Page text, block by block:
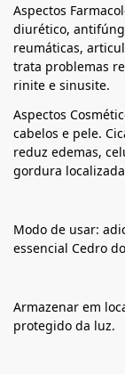
Aspectos
diurético,
reumáticas,
trata problemas
rinite e sinusite.
Aspectos
cabelos e pele.
reduz edemas,
gordura
Modo de usar:
essencial Cedro
Armazenar em
protegido da luz.